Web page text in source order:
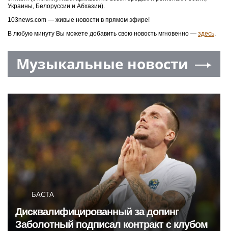
Украины, Белоруссии и Абхазии).
103news.com — живые новости в прямом эфире!
В любую минуту Вы можете добавить свою новость мгновенно — здесь.
Музыкальные новости
БАСТА
Дисквалифицированный за допинг
Заболотный подписал контракт с клубом